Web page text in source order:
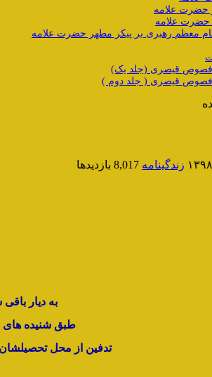
حضرت علامه
حضرت علامه
معظم رهبری بر پیکر مطهر حضرت علامه
قیصری (جلد یک)
قیصری ( جلد دوم )
زندگینامه 8,017 بازدیدها
به دیار
طبق شنیده های
تدفین از محل تحصیلشان